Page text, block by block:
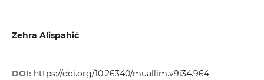
Zehra Alispahić
DOI: https://doi.org/10.26340/muallim.v9i34.964